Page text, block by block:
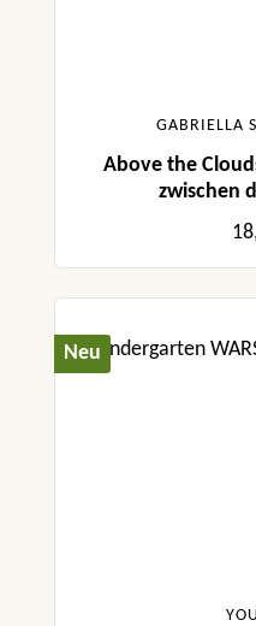
GABRIELLA
Above the
zwischen
Neu